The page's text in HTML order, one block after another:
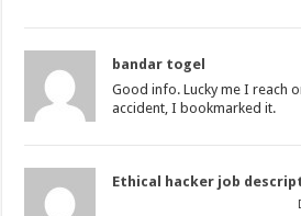
bandar togel
Good info. Lucky me I reach
accident, I bookmarked it.
Ethical hacker job